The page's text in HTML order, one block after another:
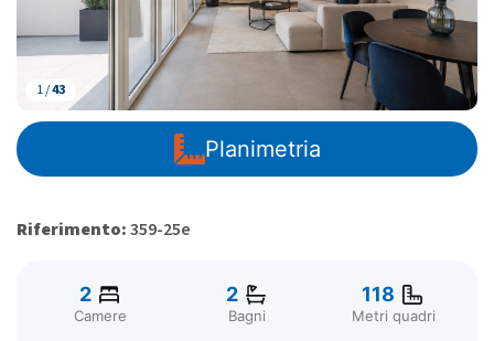
Planimetria
1 /43
Riferimento:359-25e
2
Camere
2
Bagni
118
Metri quadri